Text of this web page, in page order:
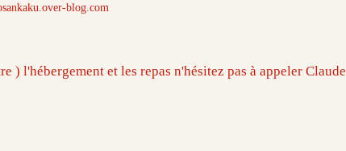
blog.com
) l'hébergement et les repas n'hésitez pas à appeler Claude